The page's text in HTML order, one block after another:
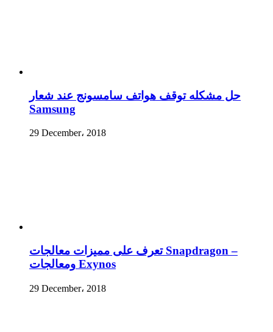
حل مشكله توقف هواتف سامسونج عند شعار
Samsung
29 December، 2018
تعرف على مميزات معالجات Snapdragon –
ومعالجات Exynos
29 December، 2018